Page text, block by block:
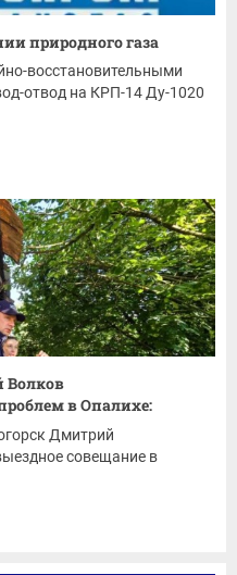
природного газа
восстановительными
отвод на КРП-14 Ду-1020
Волков
в Опалихе:
Дмитрий
совещание в